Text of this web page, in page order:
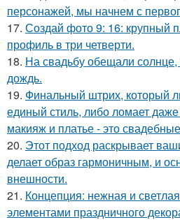
персонажей, мы начнем с
17. Создай фото 9: 16: крупный
профиль в три четверти.
18. На свадьбу обещали солнце,
дождь.
19. Финальный штрих, который
единый стиль, либо ломает
макияж и платье - это
20. Этот подход раскрывает
делает образ гармоничным, и
внешности.
21. Концепция: нежная и
элементами праздничного